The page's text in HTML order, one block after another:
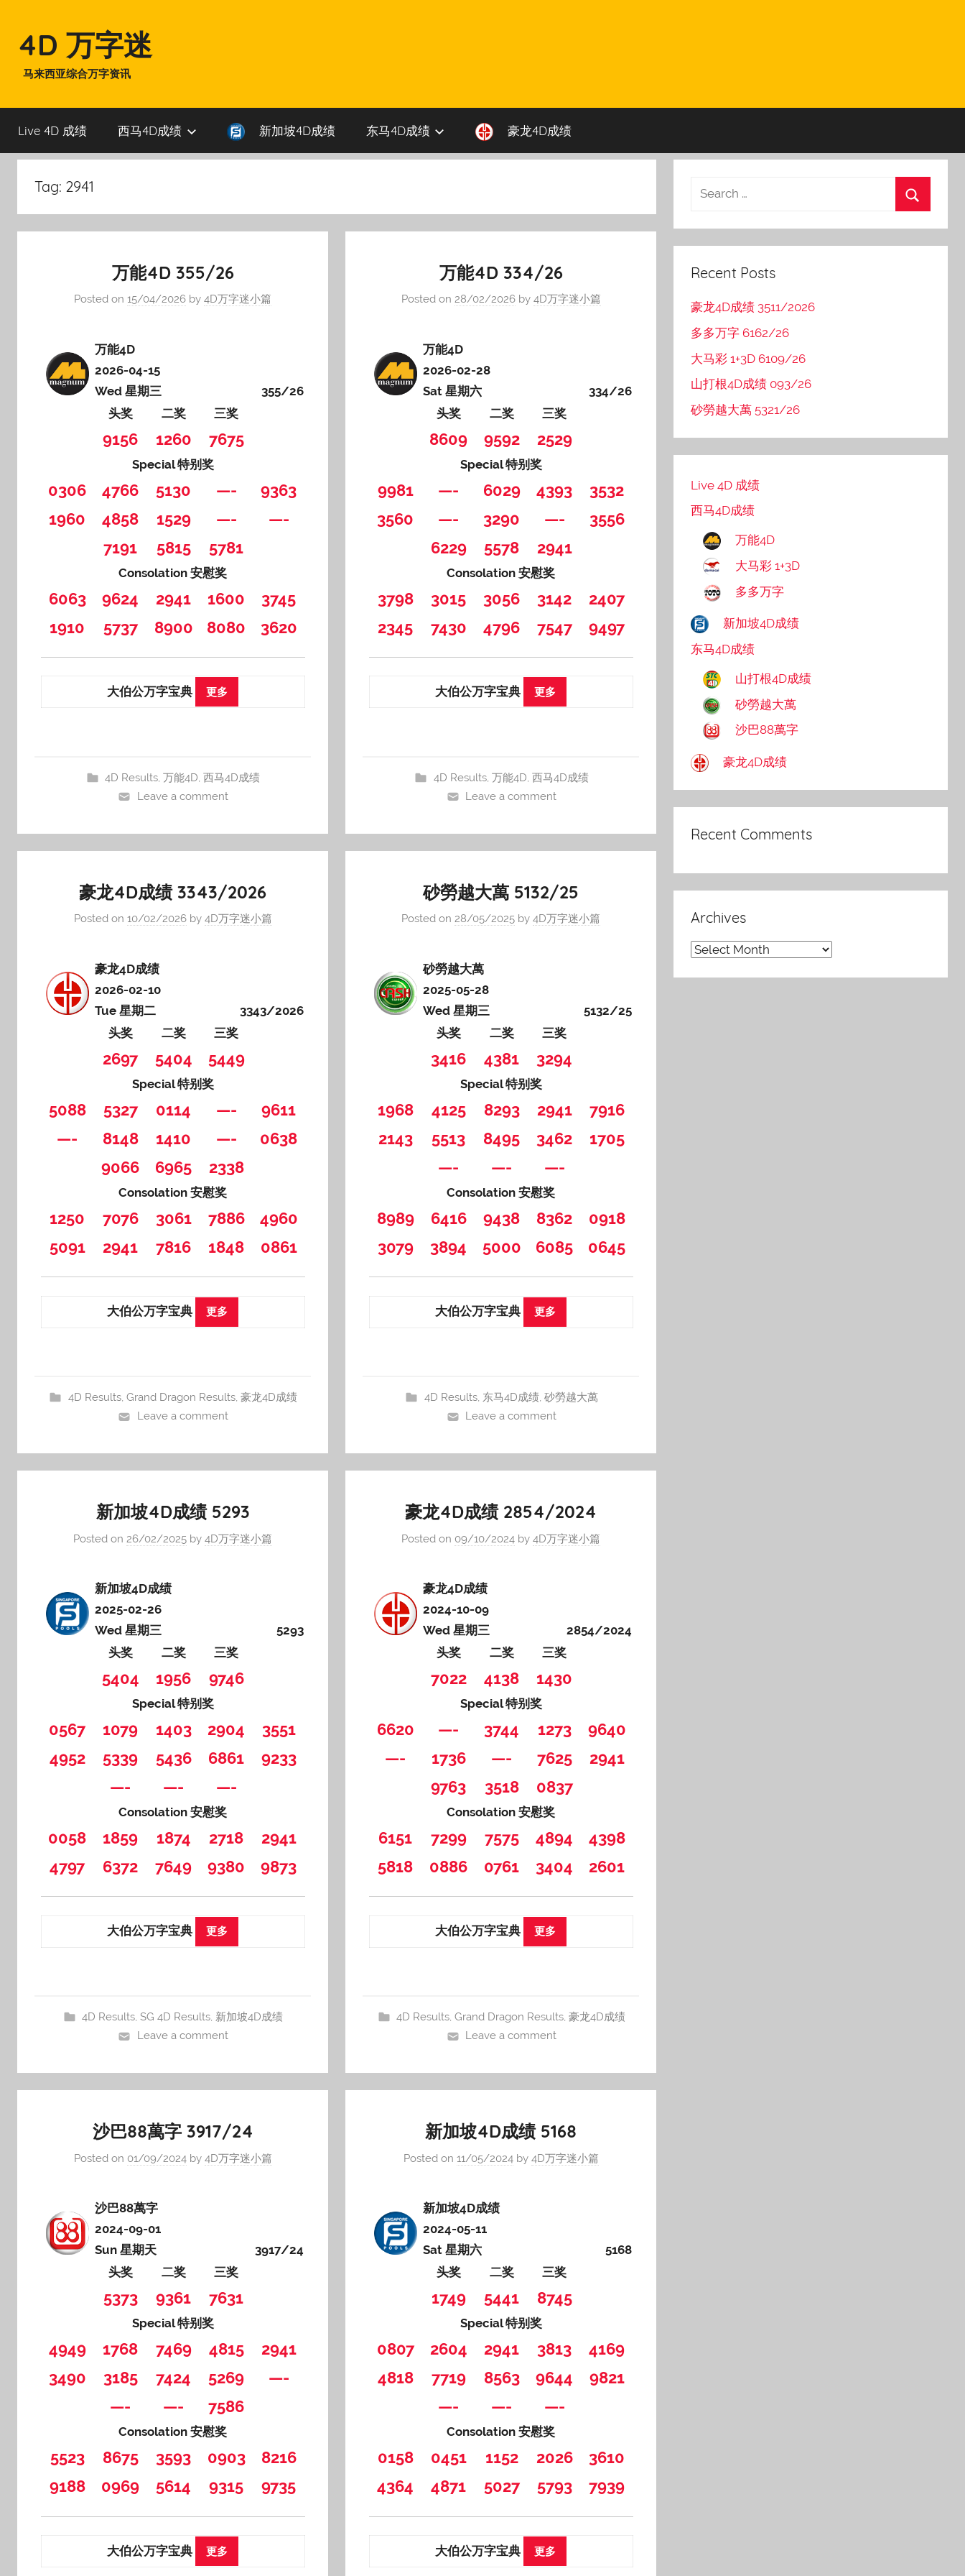
content4D 万字迷
马来西亚综合万字资讯
Live 4D 成绩 西马4D成绩 新加坡4D成绩 东马4D成绩 豪龙4D成绩
Tag: 2941
万能4D 355/26
Posted on15/04/2026 by4D万字迷小篇
万能4D
2026-04-15
Wed 星期三
355/26
头奖
二奖 三奖
9156 1260 7675
Special 特别奖
0306 4766 5130 —-
9363
1960
4858 1529 —-
—-
7191
5815 5781
Consolation 安慰奖
6063 9624 2941 1600
3745
1910
5737 8900 8080 3620
大伯公万字宝典 更多
4D Results,万能4D,西马4D成绩
Leave a comment
万能4D 334/26
Posted on 28/02/2026by 4D万字迷小篇
万能4D
2026-02-28
Sat 星期六
334/26
头奖
二奖 三奖
8609 9592 2529
Special 特别奖
9981 —- 6029 4393
3532
3560
—- 3290 —-
3556
6229
5578 2941
Consolation 安慰奖
3798 3015 3056 3142
2407
2345
7430 4796 7547 9497
大伯公万字宝典 更多
4D Results, 万能4D, 西马4D成绩
Leave a comment
豪龙4D成绩 3343/2026
Posted on 10/02/2026by 4D万字迷小篇
豪龙4D成绩
2026-02-10
Tue 星期二
3343/2026
头奖
二奖 三奖
2697 5404 5449
Special 特别奖
5088 5327 0114 —-
9611
—-
8148 1410 —-
0638
9066
6965 2338
Consolation 安慰奖
1250 7076 3061 7886
4960
5091
2941 7816 1848 0861
大伯公万字宝典 更多
4D Results, Grand Dragon Results, 豪龙4D成绩
Leave a comment
砂勞越大萬 5132/25
Posted on28/05/2025 by4D万字迷小篇
砂勞越大萬
2025-05-28
Wed 星期三
5132/25
头奖
二奖 三奖
3416 4381 3294
Special 特别奖
1968 4125 8293 2941
7916
2143
5513 8495 3462
1705
—-
—- —-
Consolation 安慰奖
8989 6416 9438 8362
0918
3079
3894 5000 6085 0645
大伯公万字宝典 更多
4D Results, 东马4D成绩, 砂勞越大萬
Leave a comment
新加坡4D成绩 5293
Posted on26/02/2025 by4D万字迷小篇
新加坡4D成绩
2025-02-26
Wed 星期三
5293
头奖
二奖 三奖
5404 1956 9746
Special 特别奖
0567 1079 1403 2904
3551
4952
5339 5436 6861
9233
—-
—- —-
Consolation 安慰奖
0058 1859 1874 2718
2941
4797
6372 7649 9380 9873
大伯公万字宝典 更多
4D Results,SG 4D Results, 新加坡4D成绩
Leave a comment
豪龙4D成绩 2854/2024
Posted on 09/10/2024 by4D万字迷小篇
豪龙4D成绩
2024-10-09
Wed 星期三
2854/2024
头奖
二奖 三奖
7022 4138 1430
Special 特别奖
6620 —- 3744 1273
9640
—-
1736 —- 7625
2941
9763
3518 0837
Consolation 安慰奖
6151 7299 7575 4894
4398
5818
0886 0761 3404 2601
大伯公万字宝典 更多
4D Results,Grand Dragon Results,豪龙4D成绩
Leave a comment
沙巴88萬字 3917/24
Posted on 01/09/2024by 4D万字迷小篇
沙巴88萬字
2024-09-01
Sun 星期天
3917/24
头奖
二奖 三奖
5373 9361 7631
Special 特别奖
4949 1768 7469 4815
2941
3490
3185 7424 5269
—-
—-
—- 7586
Consolation 安慰奖
5523 8675 3593 0903
8216
9188
0969 5614 9315 9735
大伯公万字宝典 更多
新加坡4D成绩 5168
Posted on 11/05/2024by 4D万字迷小篇
新加坡4D成绩
2024-05-11
Sat 星期六
5168
头奖
二奖 三奖
1749 5441 8745
Special 特别奖
0807 2604 2941 3813
4169
4818
7719 8563 9644
9821
—-
—- —-
Consolation 安慰奖
0158 0451 1152 2026
3610
4364
4871 5027 5793 7939
大伯公万字宝典 更多
Recent Posts
豪龙4D成绩 3511/2026
多多万字 6162/26
大马彩 1+3D 6109/26
山打根4D成绩 093/26
砂勞越大萬 5321/26
Live 4D 成绩
西马4D成绩
万能4D
大马彩 1+3D
多多万字
新加坡4D成绩
东马4D成绩
山打根4D成绩
砂勞越大萬
沙巴88萬字
豪龙4D成绩
Recent Comments
Archives
Archives